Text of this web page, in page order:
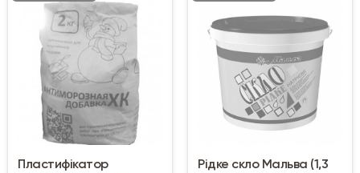
Пластифікатор
Рідке скло Мальва (1,3